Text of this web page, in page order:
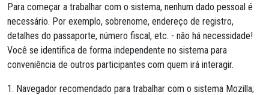
Para começar a trabalhar com o sistema, nenhum dado pessoal é
necessário. Por exemplo, sobrenome, endereço de registro,
detalhes do passaporte, número fiscal, etc. - não há necessidade!
Você se identifica de forma independente no sistema para
conveniência de outros participantes com quem irá interagir.
1. Navegador recomendado para trabalhar com o sistema Mozilla;